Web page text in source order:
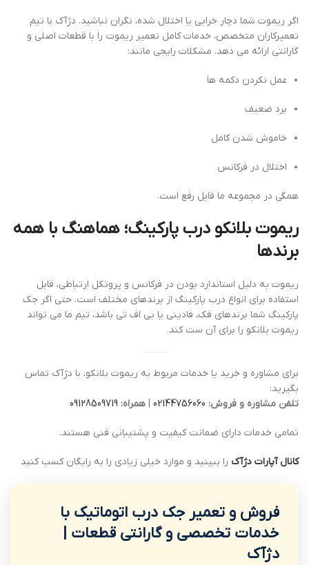
اگر ریموت شما دچار خرابی یا اختلال شده، نگران نباشید. دژآک با تیم
تعمیرکاران متخصص، خدمات کامل تعمیر ریموت را با قطعات اصلی و
گارانتی ارائه می دهد. مشکلات رایجی مانند:
عمل نکردن دکمه ها
برد ضعیف
خاموش شدن کامل
اختلال در فرکانس
همگی در مجموعه ما قابل رفع است.
ریموت بلانکو درب پارکینگ؛ هماهنگ با همه
برندها
ریموت به دلیل استاندارد بودن در فرکانس و پروتکل ارتباطی، قابل
استفاده برای انواع درب پارکینگ از برندهای مختلف است. حتی اگر جک
پارکینگ شما برندهای فک، فادینی یا بی اف تی باشد، تیم ما می تواند
ریموت بلانکو را برای آن ست کند.
برای مشاوره و خرید یا خدمات مربوط به ریموت بلانکو، با دژآک تماس
بگیرید:
تلفن مشاوره و فروش: 02144756060 همراه: 09128509719
تمامی خدمات دارای ضمانت کیفیت و پشتیبانی فنی هستند.
کانال آپارات دژآک را ببینید و موارد خیلی زیادی را به رایگان کسب کنید
فروش و تعمیر جک درب اتوماتیک با
خدمات تخصصی و گارانتی قطعات |
دژآک